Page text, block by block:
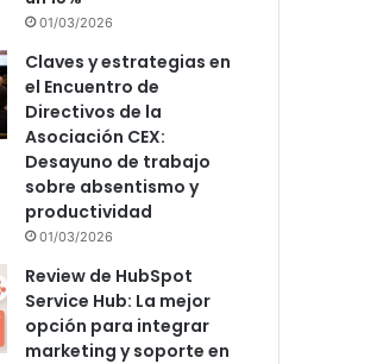
01/03/2026
Claves y estrategias en
el Encuentro de
Directivos de la
Asociación CEX:
Desayuno de trabajo
sobre absentismo y
productividad
01/03/2026
Review de HubSpot
Service Hub: La mejor
opción para integrar
marketing y soporte en